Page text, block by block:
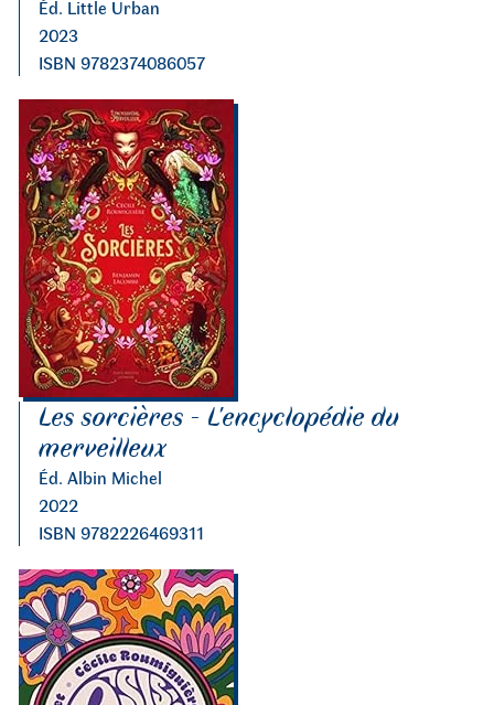
Éd. Little Urban
2023
ISBN 9782374086057
Les sorcières - L'encyclopédie du
merveilleux
Éd. Albin Michel
2022
ISBN 9782226469311